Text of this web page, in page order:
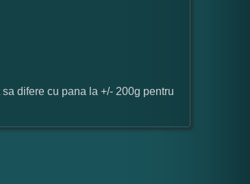
difere cu pana la +/- 200g pentru